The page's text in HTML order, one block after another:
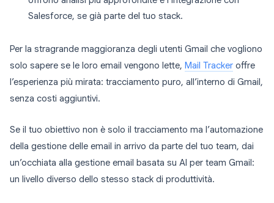
Salesforce, se già parte del tuo stack.
Per la stragrande maggioranza degli utenti Gmail che vogliono
solo sapere se le loro email vengono lette, Mail Tracker offre
l’esperienza più mirata: tracciamento puro, all’interno di Gmail,
senza costi aggiuntivi.
Se il tuo obiettivo non è solo il tracciamento ma l’automazione
della gestione delle email in arrivo da parte del tuo team, dai
un’occhiata alla gestione email basata su AI per team Gmail:
un livello diverso dello stesso stack di produttività.